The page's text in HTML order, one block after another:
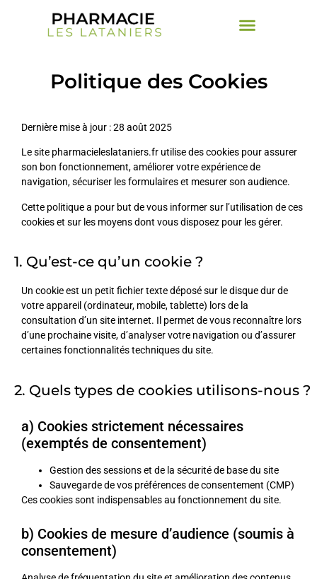
Politique des Cookies
Dernière mise à jour : 28 août 2025
Le site pharmacieleslataniers.fr utilise des cookies pour assurer
son bon fonctionnement, améliorer votre expérience de
navigation, sécuriser les formulaires et mesurer son audience.
Cette politique a pour but de vous informer sur l’utilisation de ces
cookies et sur les moyens dont vous disposez pour les gérer.
1. Qu’est-ce qu’un cookie ?
Un cookie est un petit fichier texte déposé sur le disque dur de
votre appareil (ordinateur, mobile, tablette) lors de la
consultation d’un site internet. Il permet de vous reconnaître lors
d’une prochaine visite, d’analyser votre navigation ou d’assurer
certaines fonctionnalités techniques du site.
2. Quels types de cookies utilisons-nous ?
a) Cookies strictement nécessaires
(exemptés de consentement)
Gestion des sessions et de la sécurité de base du site
Sauvegarde de vos préférences de consentement (CMP)
Ces cookies sont indispensables au fonctionnement du site.
b) Cookies de mesure d’audience (soumis à
consentement)